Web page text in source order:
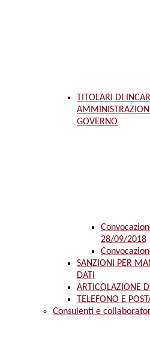
TITOLARI DI
GOVERNO
28/09/2018
SANZIONI PER
DATI
ARTICOLAZIONE
TELEFONO E
Consulenti e